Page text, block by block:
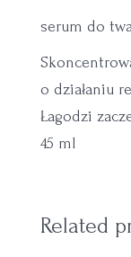
serum do
o działaniu
Łagodzi
45 ml
Related